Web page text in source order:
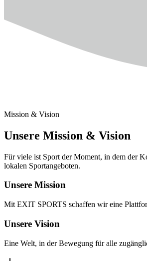
Mission & Vision
Unsere Mission & Vision
Für viele ist Sport der Moment, in dem der
lokalen Sportangeboten.
Unsere Mission
Mit EXIT SPORTS schaffen wir eine
Unsere Vision
Eine Welt, in der Bewegung für alle